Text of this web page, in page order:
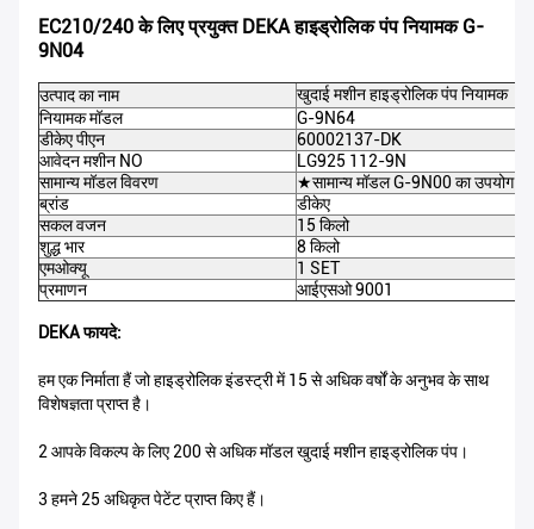
EC210/240 के लिए प्रयुक्त DEKA हाइड्रोलिक पंप नियामक G-
9N04
उत्पाद का नाम
खुदाई मशीन हाइड्रोलिक पंप नियामक
नियामक मॉडल
G-9N64
डीकेए पीएन
60002137-DK
आवेदन मशीन NO
LG925 112-9N
सामान्य मॉडल विवरण
★सामान्य मॉडल G-9N00 का उपयोग
ब्रांड
डीकेए
सकल वजन
15 किलो
शुद्ध भार
8 किलो
एमओक्यू
1 SET
प्रमाणन
आईएसओ 9001
DEKA फायदे:
हम एक निर्माता हैं जो हाइड्रोलिक इंडस्ट्री में 15 से अधिक वर्षों के अनुभव के साथ
विशेषज्ञता प्राप्त है।
2 आपके विकल्प के लिए 200 से अधिक मॉडल खुदाई मशीन हाइड्रोलिक पंप।
3 हमने 25 अधिकृत पेटेंट प्राप्त किए हैं।